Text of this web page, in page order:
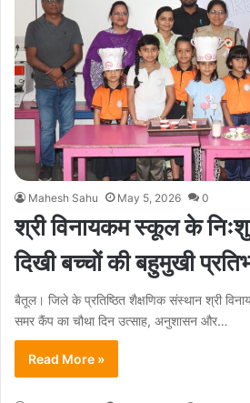
Mahesh Sahu May 5, 2026 0
श्री विनायकम स्कूल के
दिखी बच्चों की बहुमुखी
बैतूल। जिले के प्रतिष्ठित शैक्षणिक संस्थान श्री
समर कैंप का चौथा दिन उत्साह, अनुशासन और…
Read More »